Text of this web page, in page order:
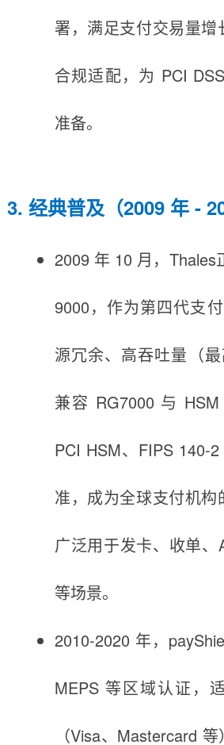
署，满足支付交易量
合规适配，为 PCI
准备。
3. 经典普及（2009 年 -
2009 年 10 月，Thales
9000，作为第四代支
源冗余、高吞吐量（最
兼容 RG7000 与
PCI HSM、FIPS 140-
准，成为全球支付机构
广泛用于发卡、收单、
等场景。
2010-2020 年，
MEPS 等区域认证，
（Visa、Mastercard